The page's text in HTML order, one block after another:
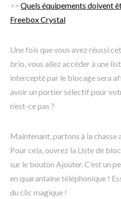
>> Quels équipements doivent
Freebox Crystal
Une fois que vous avez réussi
brio, vous allez accéder à une
intercepté par le blocage sera
avoir un portier sélectif pour
n’est-ce pas ?
Maintenant, partons à la chasse
Pour cela, ouvrez la Liste de
sur le bouton Ajouter. C’est un
en quarantaine téléphonique !
du clic magique !